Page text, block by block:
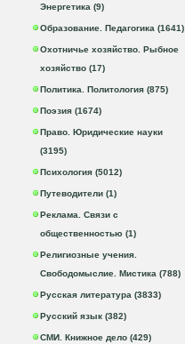
Энергетика (9)
Образование. Педагогика (1641)
Охотничье хозяйство. Рыбное
хозяйство (17)
Политика. Политология (875)
Поэзия (1674)
Право. Юридические науки
(3195)
Психология (5012)
Путеводители (1)
Реклама. Связи с
общественностью (1)
Религиозные учения.
Свободомыслие. Мистика (788)
Русская литература (3833)
Русский язык (382)
СМИ. Книжное дело (429)